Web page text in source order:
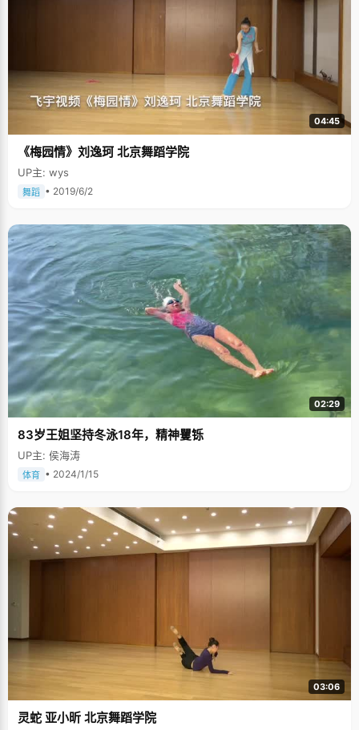
04:45
《梅园情》刘逸珂 北京舞蹈学院
UP主: wys
舞蹈 • 2019/6/2
02:29
83岁王姐坚持冬泳18年，精神矍铄
UP主: 侯海涛
体育 • 2024/1/15
03:06
灵蛇 亚小昕 北京舞蹈学院